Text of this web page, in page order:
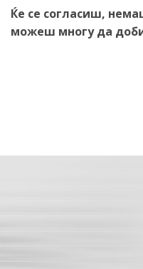
Ќе се согласиш,
можеш многу да